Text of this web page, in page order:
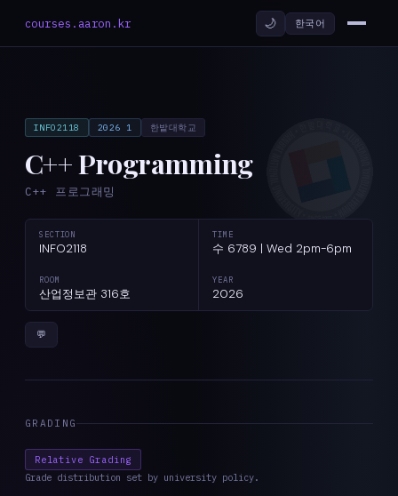
courses.aaron.kr 🌙 한국어
INFO2118 2026 1 한밭대학교
C++ Programming
C++ 프로그래밍
SECTION
INFO2118
TIME
수 6789 | Wed 2pm-6pm
ROOM
산업정보관 316호
YEAR
2026
💬
GRADING
Relative Grading
Grade distribution set by university policy.